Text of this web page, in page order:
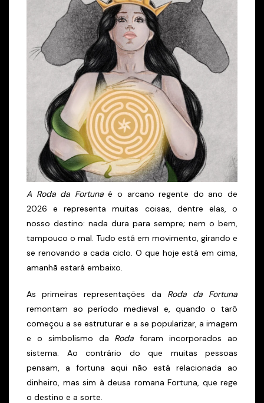
A Roda da Fortunaé o arcano regente do ano de
2026 e representa muitas coisas, dentre elas, o
nosso destino: nada dura para sempre; nem o bem,
tampouco o mal. Tudo está em movimento, girando e
se renovando a cada ciclo. O que hoje está em cima,
amanhã estará embaixo.
As primeiras representações da Roda da Fortuna
remontam ao período medieval e, quando o tarô
começou a se estruturar e a se popularizar, a imagem
e o simbolismo da Roda foram incorporados ao
sistema. Ao contrário do que muitas pessoas
pensam, a fortuna aqui não está relacionada ao
dinheiro, mas sim à deusa romana Fortuna, que rege
o destino e a sorte.